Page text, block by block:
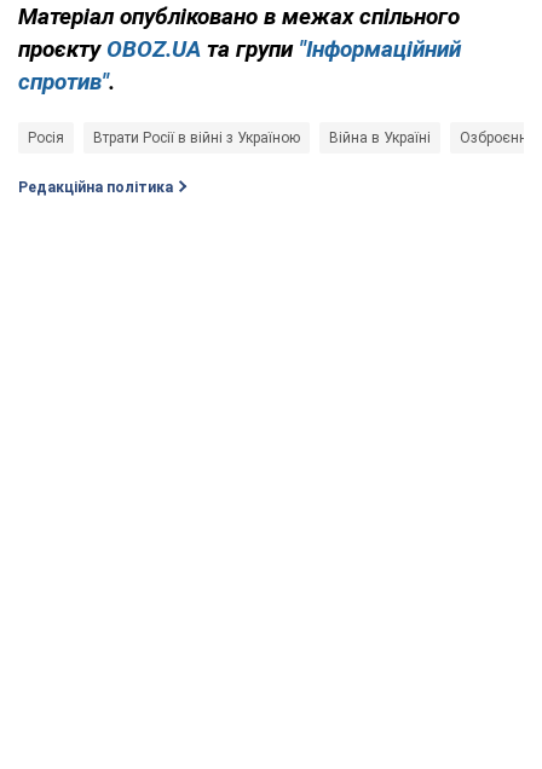
Матеріал опубліковано в межах спільного
проєкту OBOZ.UA та групи "Інформаційний
спротив".
Росія Втрати Росії в війні з Україною Війна в Україні Озброєння
Редакційна політика